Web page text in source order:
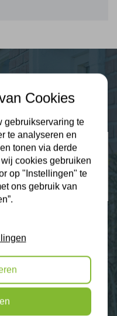
ons met een 9.3
Cookies
gebruikservaring te
te analyseren en
tonen via derde
cookies gebruiken
op "Instellingen" te
ons gebruik van